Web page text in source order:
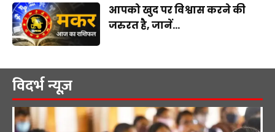
आपको खुद पर विश्वास करने की
जरुरत है, जानें...
विदर्भ न्यूज़